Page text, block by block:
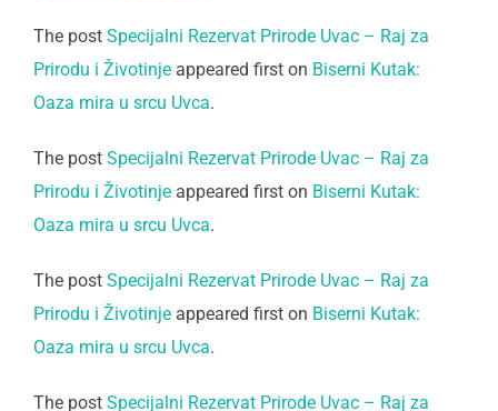
The post Specijalni Rezervat Prirode Uvac – Raj za
Prirodu i Životinje appeared first on Biserni Kutak:
Oaza mira u srcu Uvca.
The post Specijalni Rezervat Prirode Uvac – Raj za
Prirodu i Životinje appeared first on Biserni Kutak:
Oaza mira u srcu Uvca.
The post Specijalni Rezervat Prirode Uvac – Raj za
Prirodu i Životinje appeared first on Biserni Kutak:
Oaza mira u srcu Uvca.
The post Specijalni Rezervat Prirode Uvac – Raj za